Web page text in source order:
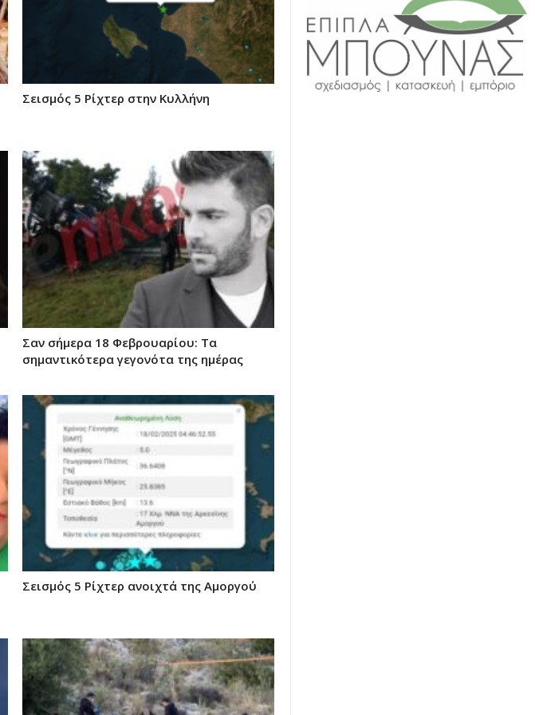
Σεισμός 5 Ρίχτερ στην Κυλλήνη
Σαν σήμερα 18 Φεβρουαρίου: Τα
σημαντικότερα γεγονότα της ημέρας
Σεισμός 5 Ρίχτερ ανοιχτά της Αμοργού